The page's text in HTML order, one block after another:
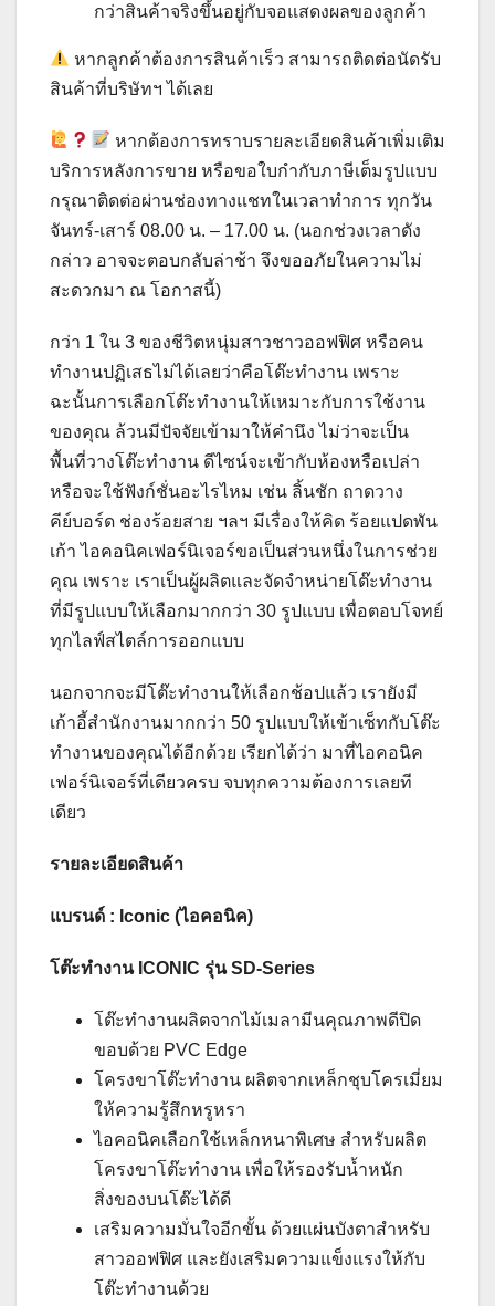
กว่าสินค้าจริงขึ้นอยู่กับจอแสดงผลของลูกค้า
หากลูกค้าต้องการสินค้าเร็ว สามารถติดต่อนัดรับ
สินค้าที่บริษัทฯ ได้เลย
หากต้องการทราบรายละเอียดสินค้าเพิ่มเติม
บริการหลังการขาย หรือขอใบกำกับภาษีเต็มรูปแบบ
กรุณาติดต่อผ่านช่องทางแชทในเวลาทำการ ทุกวัน
จันทร์-เสาร์ 08.00 น. – 17.00 น. (นอกช่วงเวลาดัง
กล่าว อาจจะตอบกลับล่าช้า จึงขออภัยในความไม่
สะดวกมา ณ​ โอกาสนี้)
กว่า 1 ใน 3 ของชีวิตหนุ่มสาวชาวออฟฟิศ หรือคน
ทำงานปฏิเสธไม่ได้เลยว่าคือโต๊ะทำงาน เพราะ
ฉะนั้นการเลือกโต๊ะทำงานให้เหมาะกับการใช้งาน
ของคุณ ล้วนมีปัจจัยเข้ามาให้คำนึง ไม่ว่าจะเป็น
พื้นที่วางโต๊ะทำงาน ดีไซน์จะเข้ากับห้องหรือเปล่า
หรือจะใช้ฟังก์ชั่นอะไรไหม เช่น ลิ้นชัก ถาดวาง
คีย์บอร์ด ช่องร้อยสาย ฯลฯ มีเรื่องให้คิด ร้อยแปดพัน
เก้า ไอคอนิคเฟอร์นิเจอร์ขอเป็นส่วนหนึ่งในการช่วย
คุณ เพราะ เราเป็นผู้ผลิตและจัดจำหน่ายโต๊ะทำงาน
ที่มีรูปแบบให้เลือกมากกว่า 30 รูปแบบ เพื่อตอบโจทย์
ทุกไลฟ์สไตล์การออกแบบ
นอกจากจะมีโต๊ะทำงานให้เลือกช้อปแล้ว เรายังมี
เก้าอี้สำนักงานมากกว่า 50 รูปแบบให้เข้าเซ็ทกับโต๊ะ
ทำงานของคุณได้อีกด้วย เรียกได้ว่า มาที่ไอคอนิค
เฟอร์นิเจอร์ที่เดียวครบ จบทุกความต้องการเลยที
เดียว
รายละเอียดสินค้า
แบรนด์ : Iconic (ไอคอนิค)
โต๊ะทำงาน ICONIC รุ่น SD-Series
โต๊ะทำงานผลิตจากไม้เมลามีนคุณภาพดีปิด
ขอบด้วย PVC Edge
โครงขาโต๊ะทำงาน ผลิตจากเหล็กชุบโครเมี่ยม
ให้ความรู้สึกหรูหรา
ไอคอนิคเลือกใช้เหล็กหนาพิเศษ สำหรับผลิต
โครงขาโต๊ะทำงาน เพื่อให้รองรับน้ำหนัก
สิ่งของบนโต๊ะได้ดี
เสริมความมั่นใจอีกขั้น ด้วยแผ่นบังตาสำหรับ
สาวออฟฟิศ และยังเสริมความแข็งแรงให้กับ
โต๊ะทำงานด้วย